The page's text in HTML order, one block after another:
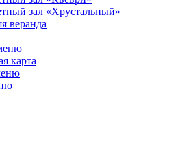
зал «Хрустальный»
веранда
карта